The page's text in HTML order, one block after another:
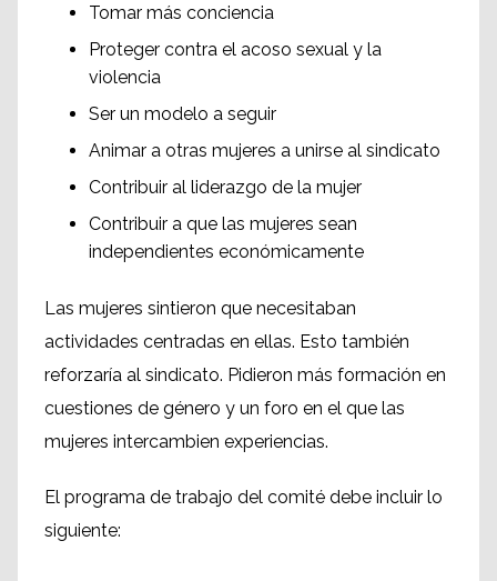
Tomar más conciencia
Proteger contra el acoso sexual y la
violencia
Ser un modelo a seguir
Animar a otras mujeres a unirse al sindicato
Contribuir al liderazgo de la mujer
Contribuir a que las mujeres sean
independientes económicamente
Las mujeres sintieron que necesitaban
actividades centradas en ellas. Esto también
reforzaría al sindicato. Pidieron más formación en
cuestiones de género y un foro en el que las
mujeres intercambien experiencias.
El programa de trabajo del comité debe incluir lo
siguiente: